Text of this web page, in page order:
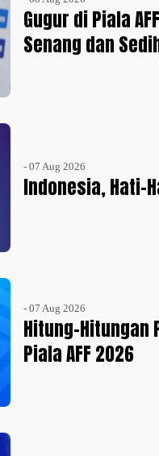
Gugur di Piala
Senang dan
- 07 Aug 2026
Indonesia, Hati-
- 07 Aug 2026
Hitung-Hitungan
Piala AFF 2026